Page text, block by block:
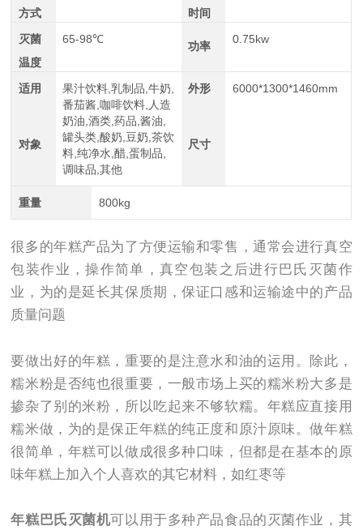
方式
时间
灭菌
温度
65-98℃
功率
0.75kw
适用
对象
果汁饮料,乳制品,牛奶,
番茄酱,咖啡饮料,人造
奶油,酒类,药品,酱油,
罐头类,酸奶,豆奶,茶饮
料,纯净水,醋,蛋制品,
调味品,其他
外形
尺寸
6000*1300*1460mm
重量 800kg
很多的年糕产品为了方便运输和零售，通常会进行真空
包装作业，操作简单，真空包装之后进行巴氏灭菌作
业，为的是延长其保质期，保证口感和运输途中的产品
质量问题
要做出好的年糕，重要的是注意水和油的运用。除此，
糯米粉是否纯也很重要，一般市场上买的糯米粉大多是
掺杂了别的米粉，所以吃起来不够软糯。年糕应直接用
糯米做，为的是保正年糕的纯正度和原汁原味。做年糕
很简单，年糕可以做成很多种口味，但都是在基本的原
味年糕上加入个人喜欢的其它材料，如红枣等
年糕巴氏灭菌机可以用于多种产品食品的灭菌作业，其